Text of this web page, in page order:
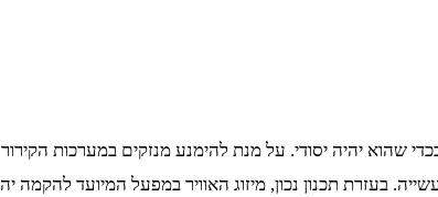
שהוא יהיה יסודי. על מנת להימנע מנזקים במערכות
בעזרת תכנון נכון, מיזוג האוויר במפעל המיועד להקמה